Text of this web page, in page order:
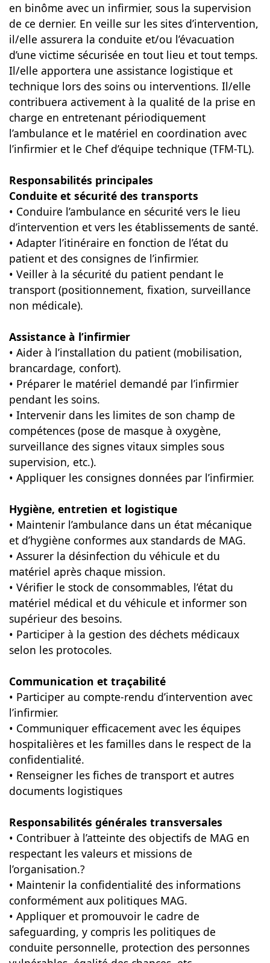
en binôme avec un infirmier, sous la supervision
de ce dernier. En veille sur les sites d’intervention,
il/elle assurera la conduite et/ou l’évacuation
d’une victime sécurisée en tout lieu et tout temps.
Il/elle apportera une assistance logistique et
technique lors des soins ou interventions. Il/elle
contribuera activement à la qualité de la prise en
charge en entretenant périodiquement
l’ambulance et le matériel en coordination avec
l’infirmier et le Chef d’équipe technique (TFM-TL).
Responsabilités principales
Conduite et sécurité des transports
• Conduire l’ambulance en sécurité vers le lieu
d’intervention et vers les établissements de santé.
• Adapter l’itinéraire en fonction de l’état du
patient et des consignes de l’infirmier.
• Veiller à la sécurité du patient pendant le
transport (positionnement, fixation, surveillance
non médicale).
Assistance à l’infirmier
• Aider à l’installation du patient (mobilisation,
brancardage, confort).
• Préparer le matériel demandé par l’infirmier
pendant les soins.
• Intervenir dans les limites de son champ de
compétences (pose de masque à oxygène,
surveillance des signes vitaux simples sous
supervision, etc.).
• Appliquer les consignes données par l’infirmier.
Hygiène, entretien et logistique
• Maintenir l’ambulance dans un état mécanique
et d’hygiène conformes aux standards de MAG.
• Assurer la désinfection du véhicule et du
matériel après chaque mission.
• Vérifier le stock de consommables, l’état du
matériel médical et du véhicule et informer son
supérieur des besoins.
• Participer à la gestion des déchets médicaux
selon les protocoles.
Communication et traçabilité
• Participer au compte-rendu d’intervention avec
l’infirmier.
• Communiquer efficacement avec les équipes
hospitalières et les familles dans le respect de la
confidentialité.
• Renseigner les fiches de transport et autres
documents logistiques
Responsabilités générales transversales
• Contribuer à l’atteinte des objectifs de MAG en
respectant les valeurs et missions de
l’organisation.?
• Maintenir la confidentialité des informations
conformément aux politiques MAG.
• Appliquer et promouvoir le cadre de
safeguarding, y compris les politiques de
conduite personnelle, protection des personnes